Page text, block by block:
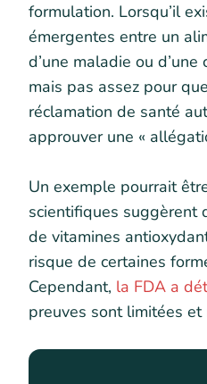
formulation. Lorsqu’il
émergentes entre un
d’une maladie ou
mais pas assez pour
réclamation de santé
approuver une «
Un exemple pourrait
scientifiques suggèrent
de vitamines
risque de certaines
Cependant, la FDA a
preuves sont limitées et